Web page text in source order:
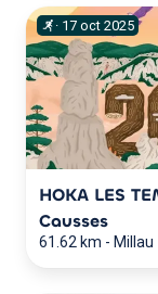
· 17 oct 2025
HOKA LES
Causses
61.62 km - Millau